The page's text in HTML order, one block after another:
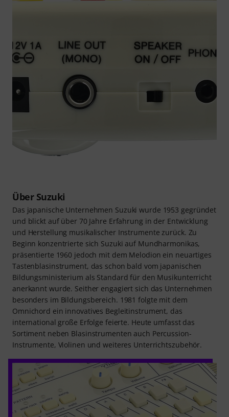
Über Suzuki
Das japanische Unternehmen Suzuki wurde 1953 gegründet
und blickt auf über 70 Jahre Erfahrung in der Entwicklung
und Herstellung musikalischer Instrumente zurück. Zu
Beginn konzentrierte sich Suzuki auf Mundharmonikas,
präsentierte 1960 jedoch mit dem Melodion ein neuartiges
Tastenblasinstrument, das schon bald vom japanischen
Bildungsministerium als Standard für den Musikunterricht
anerkannt wurde. Seither engagiert sich das Unternehmen
besonders im Bildungsbereich. 1981 folgte mit dem
Omnichord ein innovatives Begleitinstrument, das
international große Erfolge feierte. Heute umfasst das
Sortiment neben Blasinstrumenten auch Percussion-
Instrumente, Violinen und weiteres Unterrichtszubehör.